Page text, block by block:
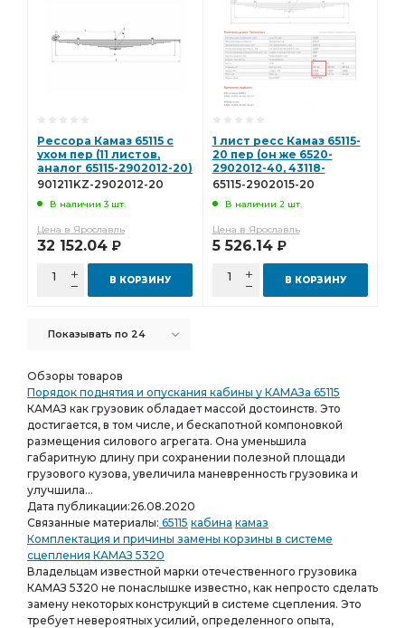
Рессора Камаз 65115 с
ухом пер (11 листов,
аналог 65115-2902012-20)
L=1938мм ЧМЗ 901211KZ-
901211KZ-2902012-20
В наличии 3 шт.
Цена в Ярославль
32 152.04 Р
В КОРЗИНУ
1 лист ресс Камаз 65115-
20 пер (он же 6520-
2902012-40, 43118-
2902012, 6520-2902012-
2902015-20
65115-2902015-20
В наличии 2 шт.
Цена в Ярославль
5 526.14 Р
В КОРЗИНУ
Показывать по 24
Обзоры товаров
Порядок поднятия и опускания кабины у КАМАЗа 65115
КАМАЗ как грузовик обладает массой достоинств. Это
достигается, в том числе, и бескапотной компоновкой
размещения силового агрегата. Она уменьшила
габаритную длину при сохранении полезной площади
грузового кузова, увеличила маневренность грузовика и
улучшила...
Дата публикации:26.08.2020
Связанные материалы: 65115 кабина камаз
Комплектация и причины замены корзины в системе
сцепления КАМАЗ 5320
Владельцам известной марки отечественного грузовика
КАМАЗ 5320 не понаслышке известно, как непросто сделать
замену некоторых конструкций в системе сцепления. Это
требует невероятных усилий, определенного опыта,